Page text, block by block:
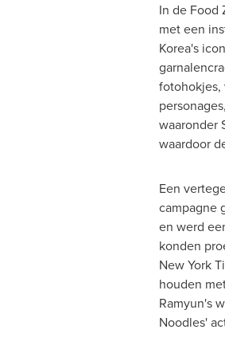
In de Food
met een
Korea's
fotohokjes,
waaronder
waardoor
Een
campagne
en werd
konden
New York
houden
Ramyun's
Noodles'